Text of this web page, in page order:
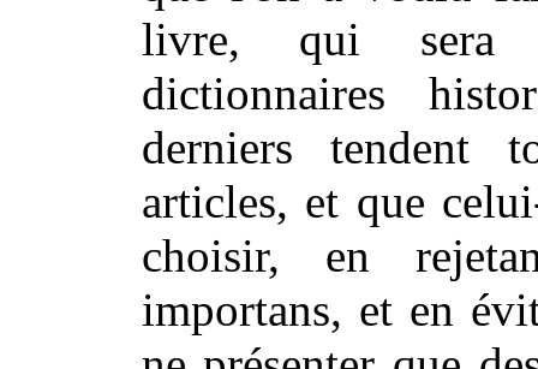
livre, qui sera
dictionnaires
derniers tendent
articles, et que
choisir, en
importans, et en